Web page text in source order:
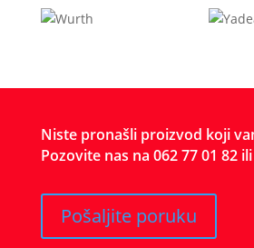
Niste pronašli proizvod koji
Pozovite nas na 062 77 01 82 ili
Pošaljite poruku